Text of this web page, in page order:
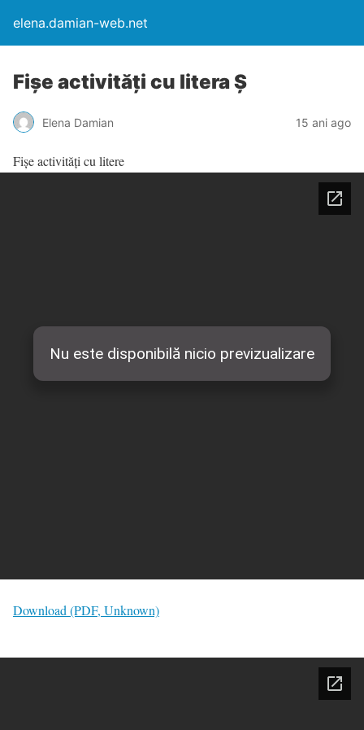
elena.damian-web.net
Fişe activităţi cu litera Ş
Elena Damian 15 ani ago
Fişe activităţi cu litere
Download (PDF, Unknown)